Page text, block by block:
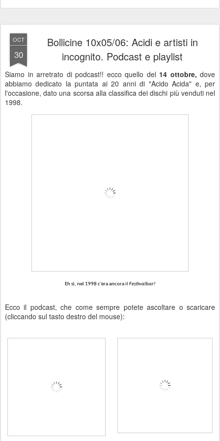
OCT
30
Bollicine 10x05/06: Acidi e artisti in
incognito. Podcast e playlist
Siamo in arretrato di podcast!! ecco quello del 14 ottobre, dove
abbiamo dedicato la puntata ai 20 anni di "Acido Acida" e, per
l'occasione, dato una scorsa alla classifica dei dischi più venduti nel
1998.
Eh sì, nel 1998 c'era ancora il Festivalbar!
Ecco il podcast, che come sempre potete ascoltare o scaricare
(cliccando sul tasto destro del mouse):